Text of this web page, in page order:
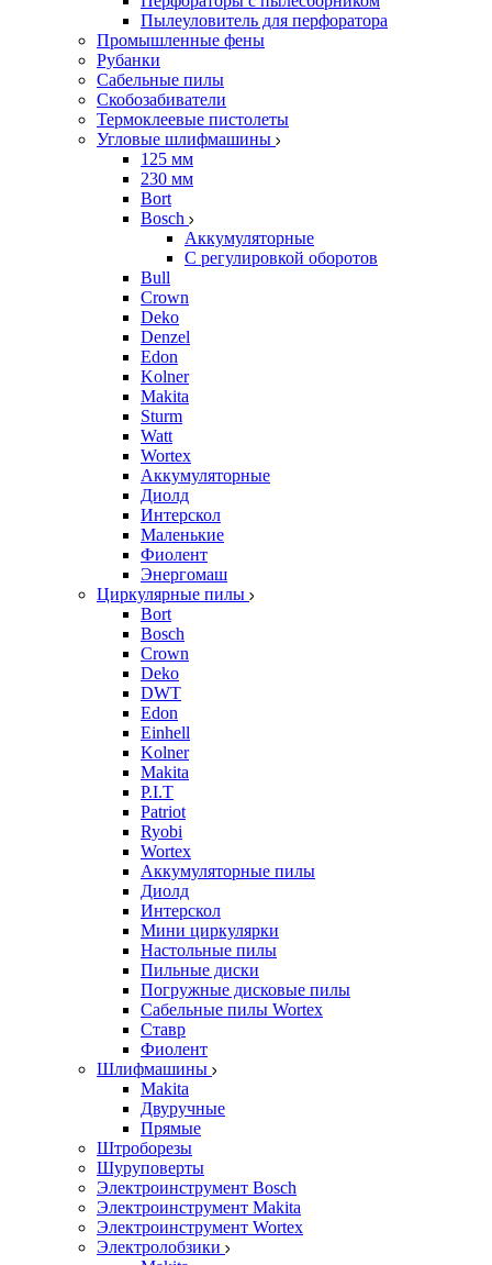
Пылеуловитель для перфоратора
Промышленные фены
Рубанки
Сабельные пилы
Скобозабиватели
Термоклеевые пистолеты
Угловые шлифмашины
125 мм
230 мм
Bort
Bosch
Аккумуляторные
С регулировкой оборотов
Bull
Crown
Deko
Denzel
Edon
Kolner
Makita
Sturm
Watt
Wortex
Аккумуляторные
Диолд
Интерскол
Маленькие
Фиолент
Энергомаш
Циркулярные пилы
Bort
Bosch
Crown
Deko
DWT
Edon
Einhell
Kolner
Makita
P.I.T
Patriot
Ryobi
Wortex
Аккумуляторные пилы
Диолд
Интерскол
Мини циркулярки
Настольные пилы
Пильные диски
Погружные дисковые пилы
Сабельные пилы Wortex
Ставр
Фиолент
Шлифмашины
Makita
Двуручные
Прямые
Штроборезы
Шуруповерты
Электроинструмент Bosch
Электроинструмент Makita
Электроинструмент Wortex
Электролобзики